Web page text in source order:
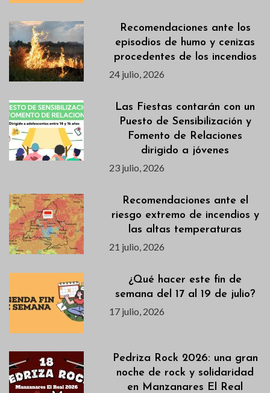
Recomendaciones ante los
episodios de humo y cenizas
procedentes de los incendios
24 julio, 2026
Las Fiestas contarán con un
Puesto de Sensibilización y
Fomento de Relaciones
dirigido a jóvenes
23 julio, 2026
Recomendaciones ante el
riesgo extremo de incendios y
las altas temperaturas
21 julio, 2026
¿Qué hacer este fin de
semana del 17 al 19 de julio?
17 julio, 2026
Pedriza Rock 2026: una gran
noche de rock y solidaridad
en Manzanares El Real